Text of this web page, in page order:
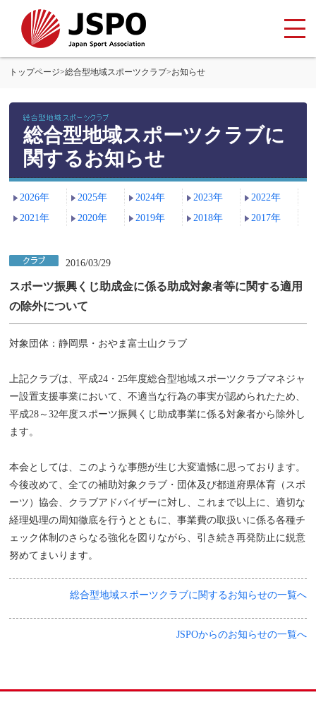
トップページ>総合型地域スポーツクラブ>お知らせ
総合型地域スポーツクラブに
関するお知らせ
2026年 2025年 2024年 2023年
2022年
2021年
2020年 2019年 2018年 2017年
2016/03/29
スポーツ振興くじ助成金に係る助成対象者等に関する適用
の除外について
対象団体：静岡県・おやま富士山クラブ
上記クラブは、平成24・25年度総合型地域スポーツクラブマネジャ
ー設置支援事業において、不適当な行為の事実が認められたため、
平成28～32年度スポーツ振興くじ助成事業に係る対象者から除外し
ます。
本会としては、このような事態が生じ大変遺憾に思っております。
今後改めて、全ての補助対象クラブ・団体及び都道府県体育（スポ
ーツ）協会、クラブアドバイザーに対し、これまで以上に、適切な
経理処理の周知徹底を行うとともに、事業費の取扱いに係る各種チ
ェック体制のさらなる強化を図りながら、引き続き再発防止に鋭意
努めてまいります。
総合型地域スポーツクラブに関するお知らせの一覧へ
JSPOからのお知らせの一覧へ